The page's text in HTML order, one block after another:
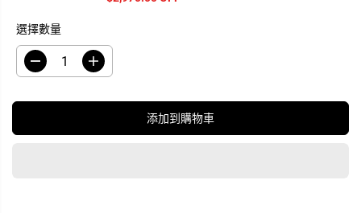
價
格
選擇數量
減
數
i
增
數
i
添加到購物車